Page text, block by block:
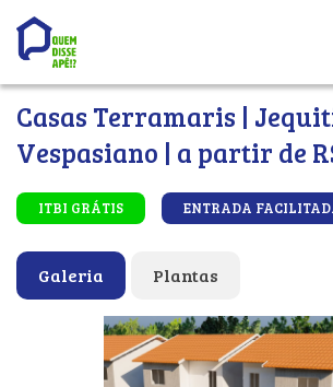
Casas Terramaris |
Vespasiano | a partir de
ITBI GRÁTIS ENTRADA
Galeria Plantas